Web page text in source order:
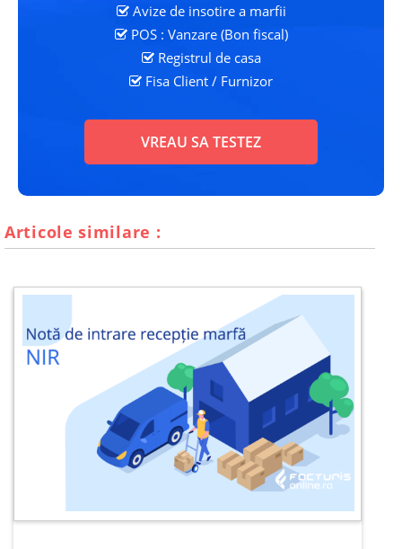
Avize de insotire a marfii
POS : Vanzare (Bon fiscal)
Registrul de casa
Fisa Client / Furnizor
VREAU SA TESTEZ
Articole similare :